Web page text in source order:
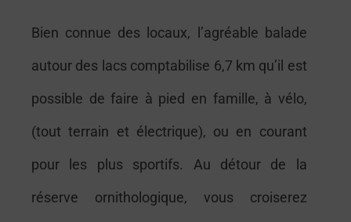
Bien connue des locaux, l’agréable balade
autour des lacs comptabilise 6,7 km qu’il est
possible de faire à pied en famille, à vélo,
(tout terrain et électrique), ou en courant
pour les plus sportifs. Au détour de la
réserve ornithologique, vous croiserez